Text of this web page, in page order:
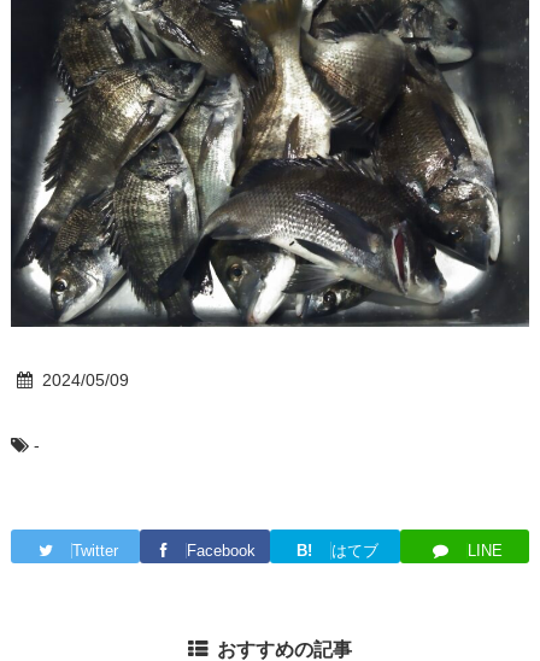
2024/05/09
-
Twitter Facebook B! はてブ LINE
おすすめの記事